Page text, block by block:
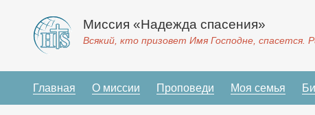
Миссия «Надежда спасения»
Всякий, кто призовет Имя Господне, спасется.
Главная О миссии Проповеди Моя семья